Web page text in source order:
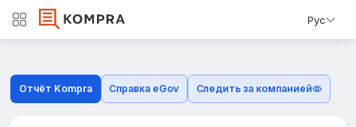
Рус
Отчёт Kompra Справка eGov Следить за компанией